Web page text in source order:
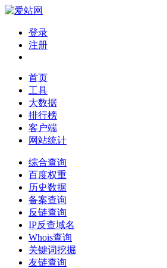
登录
注册
首页
工具
大数据
排行榜
客户端
网站统计
综合查询
百度权重
历史数据
备案查询
反链查询
IP反查域名
Whois查询
关键词挖掘
友链查询